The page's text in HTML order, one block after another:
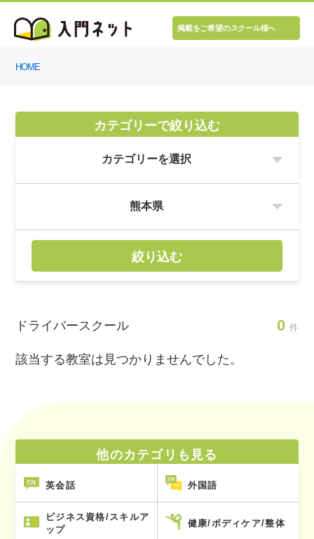
掲載をご希望のスクール様へ
HOME
カテゴリーで絞り込む
絞り込む
ドライバースクール 0 件
該当する教室は見つかりませんでした。
他のカテゴリも見る
英会話 外国語
ビジネス資格/スキルア
ップ
健康/ボディケア/整体